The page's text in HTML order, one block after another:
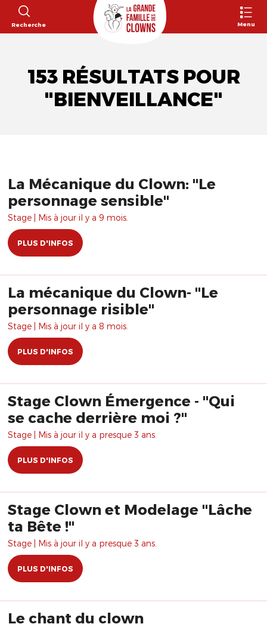
Recherche Menu
153 RÉSULTATS POUR
"BIENVEILLANCE"
La Mécanique du Clown: "Le
personnage sensible"
Stage | Mis à jour il y a 9 mois.
PLUS D'INFOS
La mécanique du Clown- "Le
personnage risible"
Stage | Mis à jour il y a 8 mois.
PLUS D'INFOS
Stage Clown Émergence - "Qui
se cache derrière moi ?"
Stage | Mis à jour il y a presque 3 ans.
PLUS D'INFOS
Stage Clown et Modelage "Lâche
ta Bête !"
Stage | Mis à jour il y a presque 3 ans.
PLUS D'INFOS
Le chant du clown